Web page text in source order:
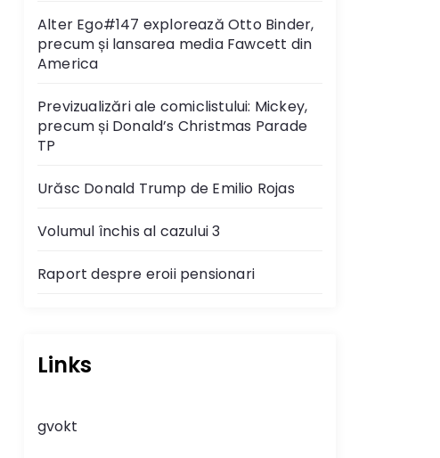
Alter Ego#147 explorează Otto Binder,
precum și lansarea media Fawcett din
America
Previzualizări ale comiclistului: Mickey,
precum și Donald’s Christmas Parade
TP
Urăsc Donald Trump de Emilio Rojas
Volumul închis al cazului 3
Raport despre eroii pensionari
Links
gvokt